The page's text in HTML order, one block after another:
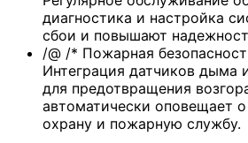
диагностика и настройка
сбои и повышают
/@ /* Пожарная
Интеграция датчиков дыма
для предотвращения
автоматически оповещает
охрану и пожарную службу.